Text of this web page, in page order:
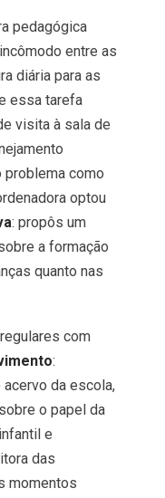
pedagógica
entre as
diária para as
essa tarefa
visita à sala de
problema como
optou
: propôs um
a formação
quanto nas
com
:
da escola,
o papel da
e
das
momentos